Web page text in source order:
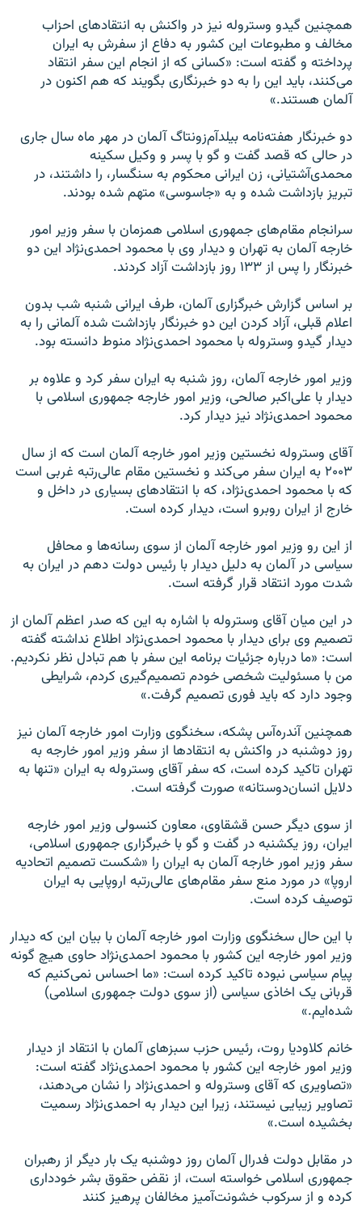
همچنین گیدو وستروله نیز در واکنش به انتقادهای احزاب
مخالف و مطبوعات این کشور به دفاع از سفرش به ایران
پرداخته و گفته است: «کسانی که از انجام این سفر انتقاد
می‌کنند، باید این را به دو خبرنگاری بگویند که هم اکنون در
آلمان هستند.»
دو خبرنگار هفته‌نامه بیلد‌‌آم‌زونتاگ آلمان در مهر ماه سال جاری
در حالی که قصد گفت و گو با پسر و وکیل سکینه
محمدی‌آشتیانی، زن ایرانی محکوم به سنگسار، را داشتند،‌ در
تبریز بازداشت شده و به «جاسوسی» متهم شده بودند.
سرانجام مقام‌های جمهوری اسلامی همزمان با سفر وزیر امور
خارجه آلمان به تهران و دیدار وی با محمود احمدی‌نژاد این دو
خبرنگار را پس از ۱۳۳ روز بازداشت آزاد کردند.
بر اساس گزارش خبرگزاری آلمان، طرف ایرانی شنبه شب بدون
اعلام قبلی، آزاد کردن این دو خبرنگار بازداشت شده آلمانی را به
دیدار گیدو وستروله با محمود احمدی‌نژاد منوط دانسته بود.
وزیر امور خارجه آلمان، روز شنبه به ایران سفر کرد و علاوه بر
دیدار با علی‌اکبر صالحی، وزیر امور خارجه جمهوری اسلامی با
محمود احمدی‌نژاد نیز دیدار کرد.
آقای وستروله نخستین وزیر امور خارجه آلمان است که از سال
۲۰۰۳ به ایران سفر می‌کند و نخستین مقام عالی‌رتبه غربی است
که با محمود احمدی‌نژاد، که با انتقادهای بسیاری در داخل و
خارج از ایران روبرو است، دیدار کرده است.
از این رو وزیر امور خارجه آلمان از سوی رسانه‌ها و محافل
سیاسی در آلمان به دلیل دیدار با رئیس دولت دهم در ایران به
شدت مورد انتقاد قرار گرفته است.
در این میان آقای وستروله با اشاره به این که صدر اعظم آلمان از
تصمیم وی برای دیدار با محمود احمدی‌نژاد اطلاع نداشته گفته
است: «ما درباره جزئیات برنامه این سفر با هم تبادل نظر نکردیم.
من با مسئولیت شخصی خودم تصمیم‌گیری کردم، شرایطی
وجود دارد که باید فوری تصمیم‌ گرفت.»
همچنین آندره‌آس پشکه، سخنگوی وزارت امور خارجه آلمان نیز
روز دوشنبه در واکنش به انتقادها از سفر وزیر امور خارجه به
تهران تاکید کرده است، که سفر آقای وستروله به ایران «تنها به
دلایل انسان‌دوستانه» صورت گرفته است.
از سوی دیگر حسن قشقاوی، معاون کنسولی وزیر امور خارجه
ایران، روز یکشنبه در گفت و گو با خبرگزاری جمهوری اسلامی،
سفر وزیر امور خارجه آلمان به ایران را «شکست تصمیم اتحادیه
اروپا» در مورد منع سفر مقام‌های عالی‌رتبه اروپایی به ایران
توصیف کرده است.
با این حال سخنگوی وزارت امور خارجه آلمان با بیان این که دیدار
وزیر امور خارجه این کشور با محمود احمدی‌نژاد حاوی هیچ گونه
پیام سیاسی نبوده تاکید کرده است: «ما احساس نمی‌کنیم که
قربانی یک اخاذی سیاسی (از سوی دولت جمهوری اسلامی)
شده‌ایم.»
خانم کلاودیا روت، رئیس حزب سبزهای آلمان با انتقاد از دیدار
وزیر امور خارجه این کشور با محمود احمدی‌نژاد گفته است:
«تصاویری که آقای وستروله و احمدی‌نژاد را نشان می‌دهند،
تصاویر زیبایی نیستند، زیرا این دیدار به احمدی‌نژاد رسمیت
بخشیده است.»
در مقابل دولت فدرال آلمان روز دوشنبه یک بار دیگر از رهبران
جمهوری اسلامی خواسته است، از نقض حقوق بشر خودداری
کرده و از سرکوب خشونت‌آمیز مخالفان پرهیز کنند